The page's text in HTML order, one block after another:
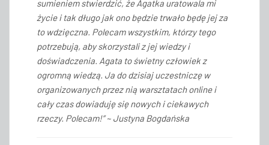
sumieniem stwierdzić, że Agatka uratowala mi
życie i tak długo jak ono będzie trwało będę jej za
to wdzięczna. Polecam wszystkim, którzy tego
potrzebują, aby skorzystali z jej wiedzy i
doświadczenia. Agata to świetny człowiek z
ogromną wiedzą. Ja do dzisiaj uczestniczę w
organizowanych przez nią warsztatach online i
cały czas dowiaduję się nowych i ciekawych
rzeczy. Polecam!” ~ Justyna Bogdańska